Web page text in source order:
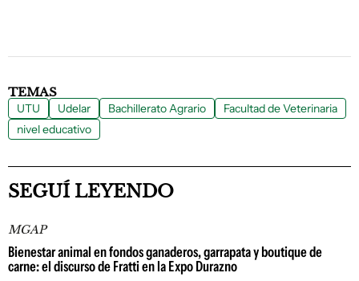
TEMAS
UTU Udelar Bachillerato Agrario
Facultad de Veterinaria
nivel educativo
SEGUÍ LEYENDO
MGAP
Bienestar animal en fondos ganaderos, garrapata y boutique de
carne: el discurso de Fratti en la Expo Durazno